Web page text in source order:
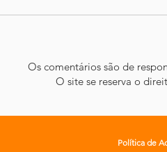
Os comentários são de
O site se reserva o
Política de